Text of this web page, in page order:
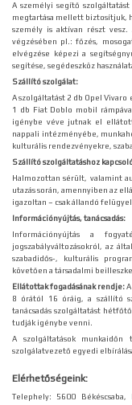
A személyi segítő
megtartása mellett biztosítjuk,
személy is aktívan részt vesz.
végzésében pl.: főzés,
elvégzése képezi a
segítése, segédeszköz
Szállító szolgálat:
A szolgáltatást 2 db Opel
1 db Fiat Doblo mobil
igénybe véve jutnak el
nappali intézményébe,
kulturális rendezvényekre,
Szállító szolgáltatáshoz
Halmozottan sérült, valamint
utazás során, amennyiben az
igazoltan – csak állandó
Információnyújtás, tanácsadás:
Információnyújtás a
jogszabályváltozásokról, az
szabadidős-, kulturális
követően a társadalmi
Ellátottak fogadásának rendje:
8 órától 16 óráig, a szállító
tanácsadás szolgáltatást
tudják igénybe venni.
A szolgáltatások munkaidőn
szolgálatvezető egyedi
Elérhetőségeink:
Telephely: 5600